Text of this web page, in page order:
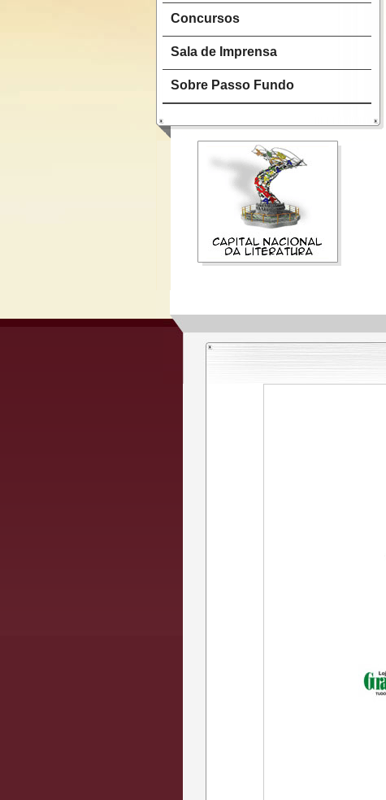
Concursos
Sala de Imprensa
Sobre Passo Fundo